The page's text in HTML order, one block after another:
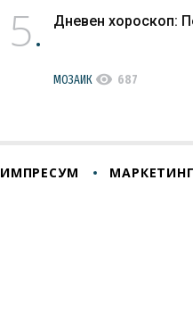
5 Дневен хороскоп:
МОЗАИК visibility 687
ИМПРЕСУМ МАРКЕТИНГ